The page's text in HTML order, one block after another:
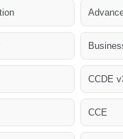
CCDE
CCE